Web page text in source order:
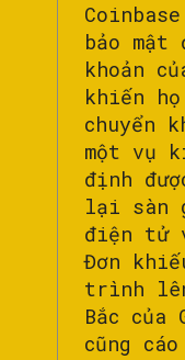
bảo mật
khoản
khiến
chuyển
một vụ
định
lại sàn
điện tử
Đơn
trình
Bắc của
cũng